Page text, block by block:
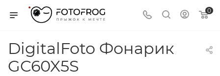
0
DigitalFoto Фонарик
GC60X5S